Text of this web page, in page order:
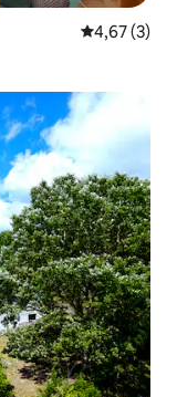
Prosječna
4,67 (3)
gosti”